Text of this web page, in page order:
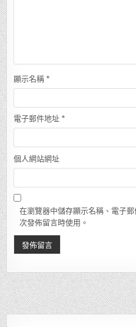
顯示名稱 *
電子郵件地址 *
個人網站網址
在瀏覽器中儲存顯示名稱、電子
次發佈留言時使用。